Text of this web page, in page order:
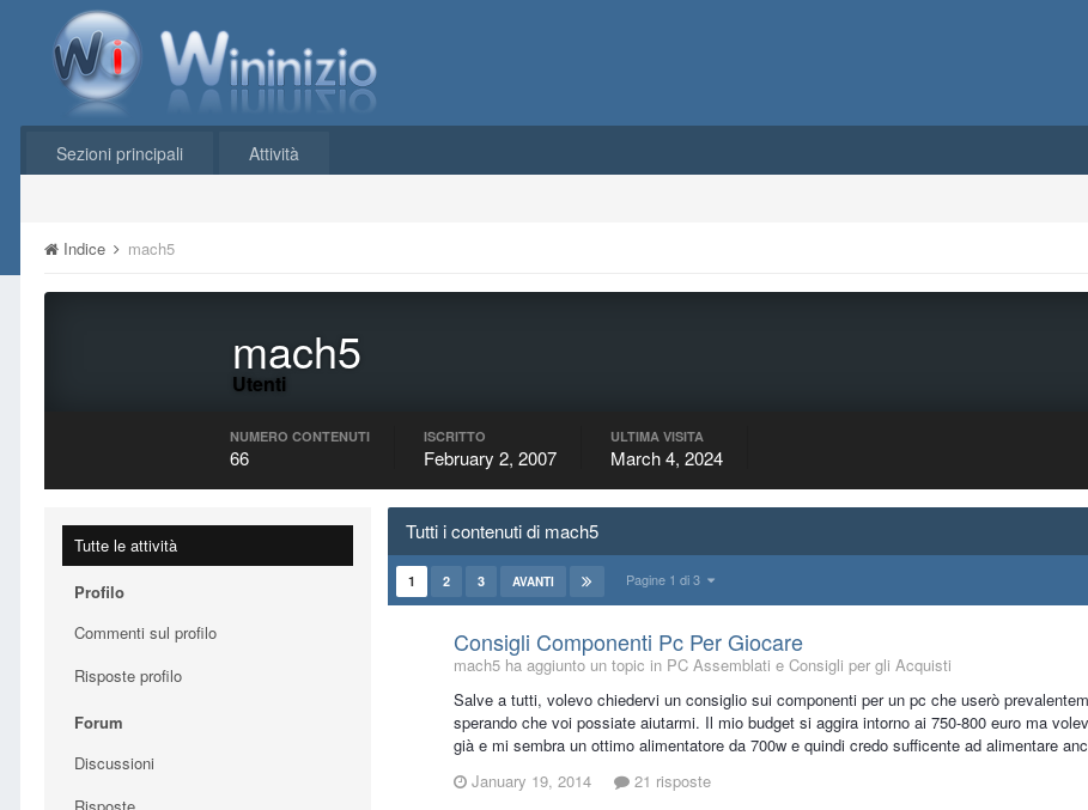
Sezioni principali Attività
Indice mach5
mach5
Utenti
NUMERO CONTENUTI
66
ISCRITTO
February 2, 2007
ULTIMA VISITA
March 4, 2024
Tutte le attività
Profilo
Commenti sul profilo
Risposte profilo
Forum
Discussioni
Tutti i contenuti di mach5
1 2 3 AVANTI Pagine 1 di 3
Consigli Componenti Pc Per Giocare
mach5 ha aggiunto un topic in PC Assemblati e Consigli per gli Acquisti
Salve a tutti, volevo chiedervi un consiglio sui componenti per un pc che userò
sperando che voi possiate aiutarmi. Il mio budget si aggira intorno ai 750-800 euro ma
già e mi sembra un ottimo alimentatore da 700w e quindi credo sufficente ad alimentare
January 19, 2014
21 risposte